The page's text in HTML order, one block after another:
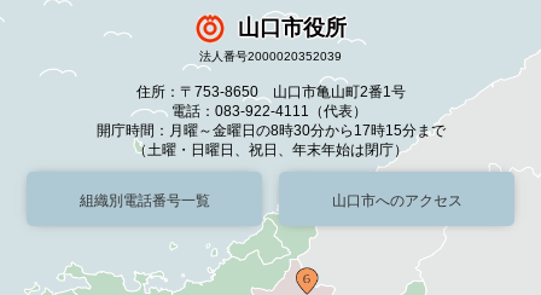
山口市役所
法人番号2000020352039
住所：〒753-8650 山口市亀山町2番1号
電話：083-922-4111（代表）
開庁時間：月曜～金曜日の8時30分から17時15分まで
（土曜・日曜日、祝日、年末年始は閉庁）
組織別電話番号一覧 山口市へのアクセス